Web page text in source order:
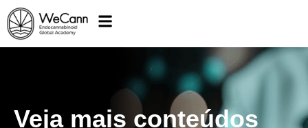
Veja mais conteúdos